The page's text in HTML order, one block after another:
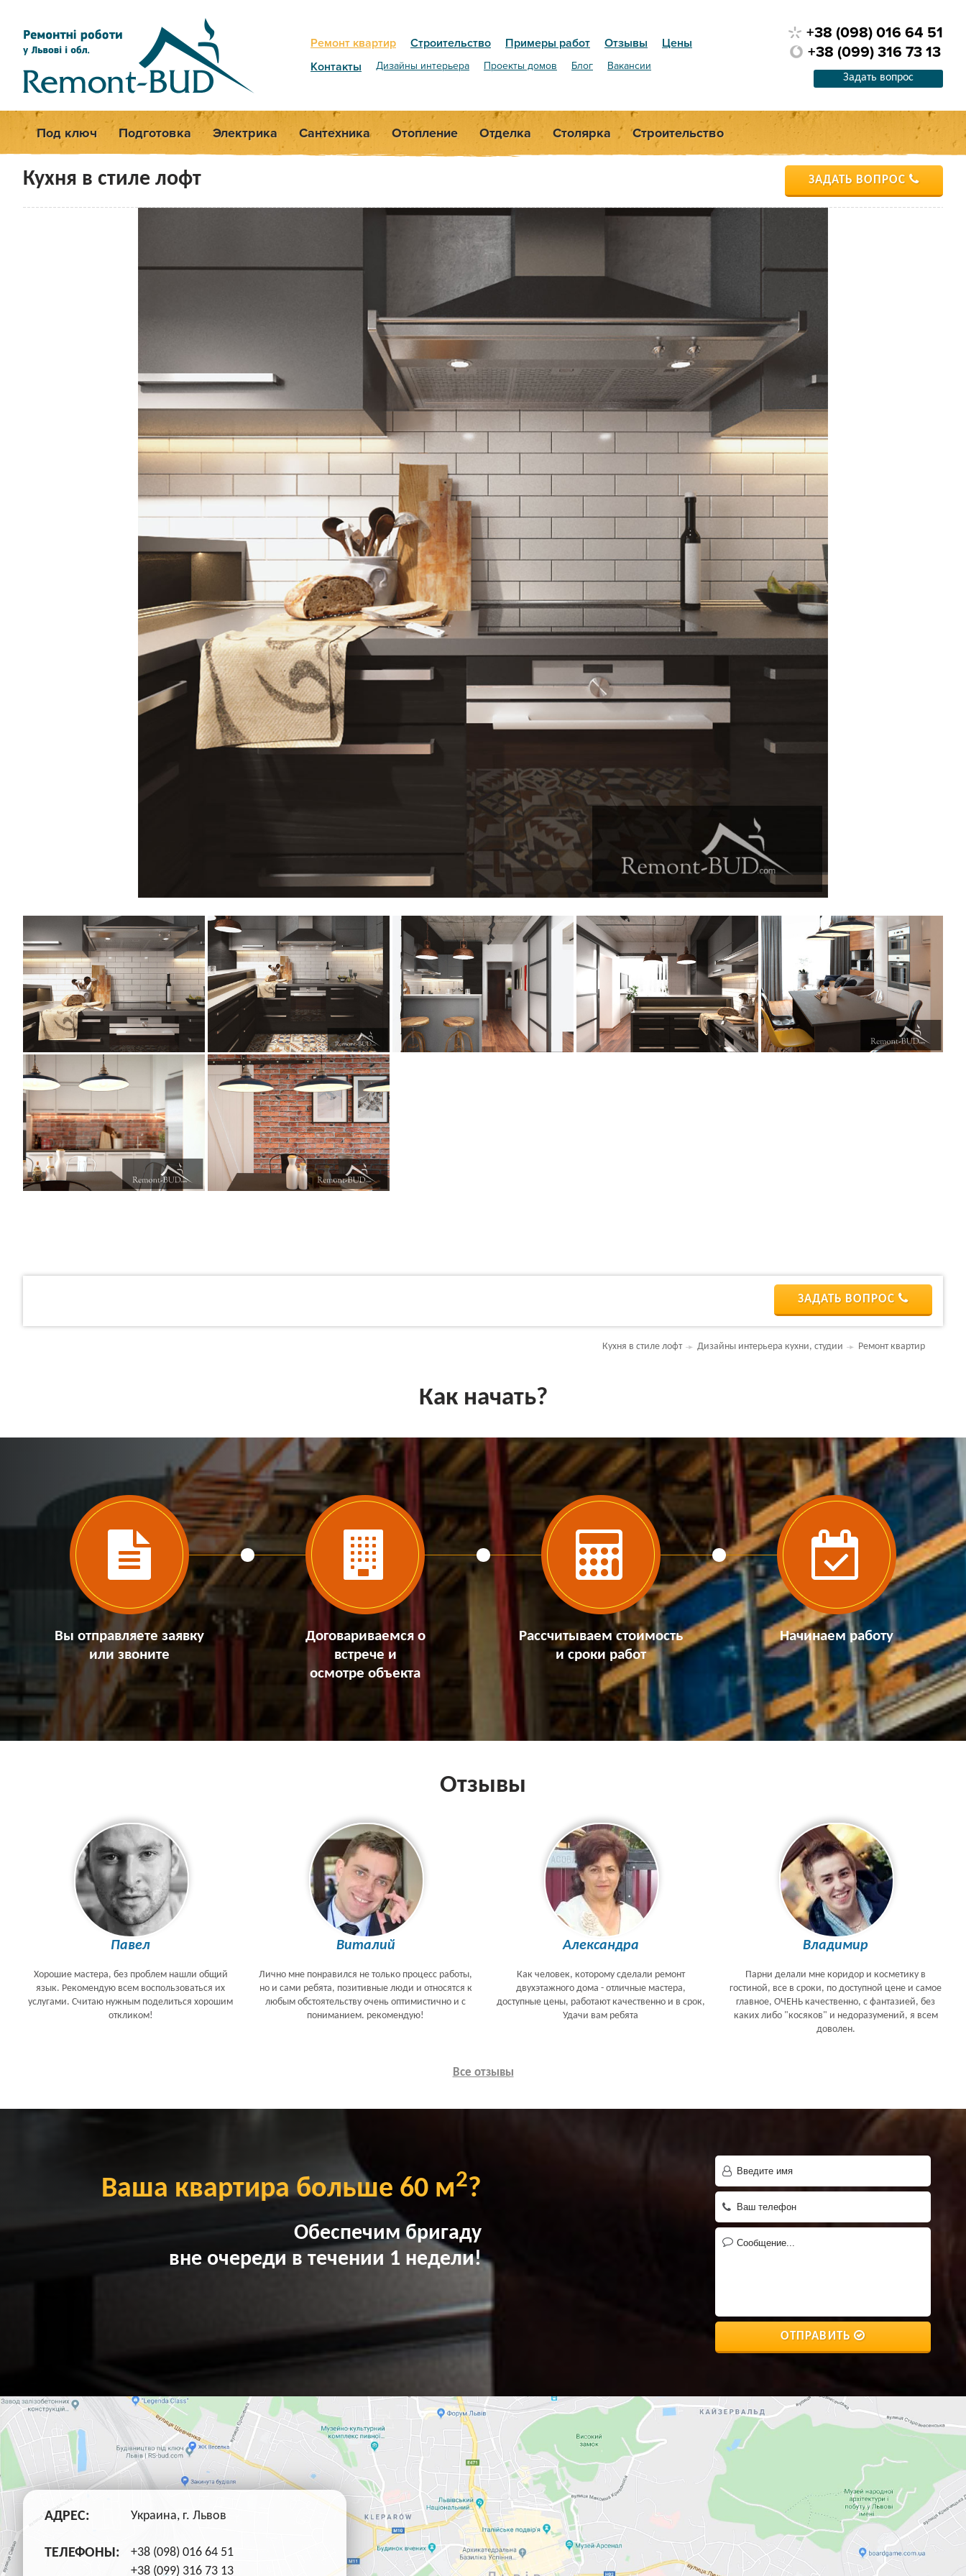
Ремонт квартир Строительство Примеры работ Отзывы
Цены
Контакты
Дизайны интерьера Проекты домов Блог Вакансии
+38 (098) 016 64 51
+38 (099) 316 73 13
Задать вопрос
Под ключ Подготовка Электрика Сантехника Отопление Отделка Столярка Строительство
Кухня в стиле лофт ЗАДАТЬ ВОПРОС
ЗАДАТЬ ВОПРОС
Ремонт квартир
Дизайны интерьера кухни, студии
Кухня в стиле лофт
Как начать?
Вы отправляете заявку
или звоните
Договариваемся о
встрече и
осмотре объекта
Рассчитываем стоимость
и сроки работ
Начинаем работу
Отзывы
Павел
Хорошие мастера, без проблем нашли общий
язык. Рекомендую всем воспользоваться их
услугами. Считаю нужным поделиться хорошим
откликом!
Виталий
Лично мне понравился не только процесс работы,
но и сами ребята, позитивные люди и относятся к
любым обстоятельству очень оптимистично и с
пониманием. рекомендую!
Александра
Как человек, которому сделали ремонт
двухэтажного дома - отличные мастера,
доступные цены, работают качественно и в срок,
Удачи вам ребята
Владимир
Парни делали мне коридор и косметику в
гостиной, все в сроки, по доступной цене и самое
главное, ОЧЕНЬ качественно, с фантазией, без
каких либо "косяков" и недоразумений, я всем
доволен.
Все отзывы
Ваша квартира больше 60 м2?
Обеспечим бригаду
вне очереди в течении 1 недели!
ОТПРАВИТЬ
АДРЕС: Украина, г. Львов
ТЕЛЕФОНЫ:
+38 (098) 016 64 51
+38 (099) 316 73 13